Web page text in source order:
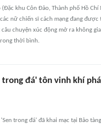
(Đặc khu Côn Đảo, Thành phố Hồ
nữ chiến sĩ cách mạng đang
chuyện xúc động mở ra không
thời bình.
trong đá' tôn vinh khí
trong đá' đã khai mạc tại Bảo